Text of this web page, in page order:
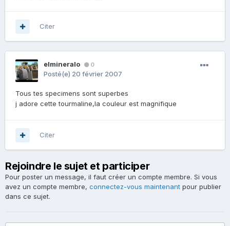
Citer
elmineralo 0
Posté(e) 20 février 2007
Tous tes specimens sont superbes
j adore cette tourmaline,la couleur est magnifique
Citer
Rejoindre le sujet et participer
Pour poster un message, il faut créer un compte membre. Si vous
avez un compte membre, connectez-vous maintenant pour publier
dans ce sujet.